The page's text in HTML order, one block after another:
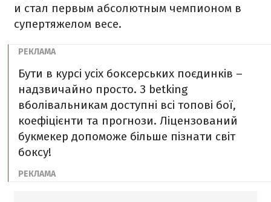
и стал первым абсолютным чемпионом в
супертяжелом весе.
Бути в курсі усіх боксерських поєдинків –
надзвичайно просто. З betking
вболівальникам доступні всі топові бої,
коефіцієнти та прогнози. Ліцензований
букмекер допоможе більше пізнати світ
боксу!